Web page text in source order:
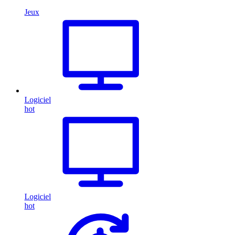
Jeux
Logiciel
hot
Logiciel
hot